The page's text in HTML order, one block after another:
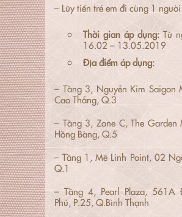
– Lũy tiến trẻ em đi cùng 1
Thời gian áp dụng: Từ
16.02 – 13.05.2019
Địa điểm áp dụng:
– Tầng 3, Nguyễn Kim Saigon
Cao Thắng, Q.3
– Tầng 3, Zone C, The
Hồng Bàng, Q.5
– Tầng 1, Mê Linh Point, 02
Q.1
– Tầng 4, Pearl Plaza, 561A
Phủ, P.25, Q.Bình Thạnh